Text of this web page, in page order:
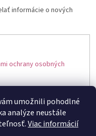
umožnili pohodlné
analýze neustále
Viac informácií
informácie o nových
ochrany osobných